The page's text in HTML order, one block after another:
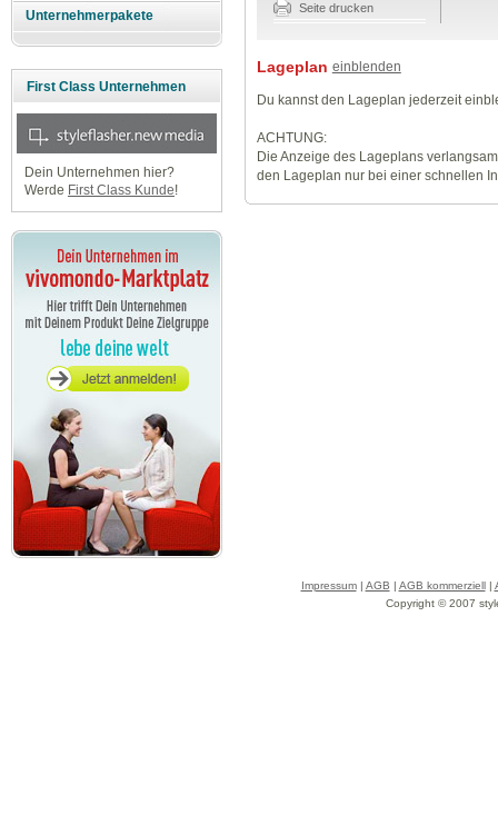
Unternehmerpakete
First Class Unternehmen
Dein Unternehmen hier?
Werde First Class Kunde!
Seite drucken
Lageplan einblenden
Du kannst den Lageplan jederzeit
ACHTUNG:
Die Anzeige des Lageplans
den Lageplan nur bei einer schnellen
Impressum| AGB | AGB kommerziell|
Copyright © 2007